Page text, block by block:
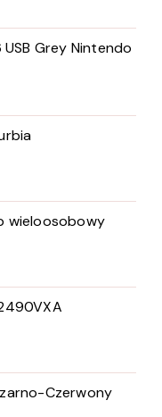
Grey Nintendo
wieloosobowy
Czerwony